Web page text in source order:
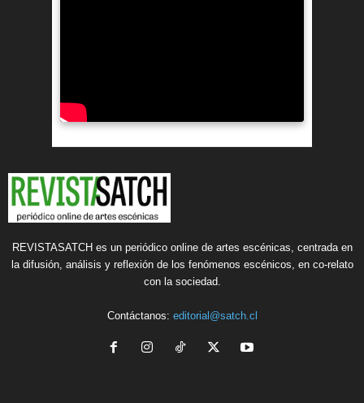
REVISTASATCH es un periódico online de artes escénicas, centrada en
la difusión, análisis y reflexión de los fenómenos escénicos, en co-relato
con la sociedad.
Contáctanos: editorial@satch.cl